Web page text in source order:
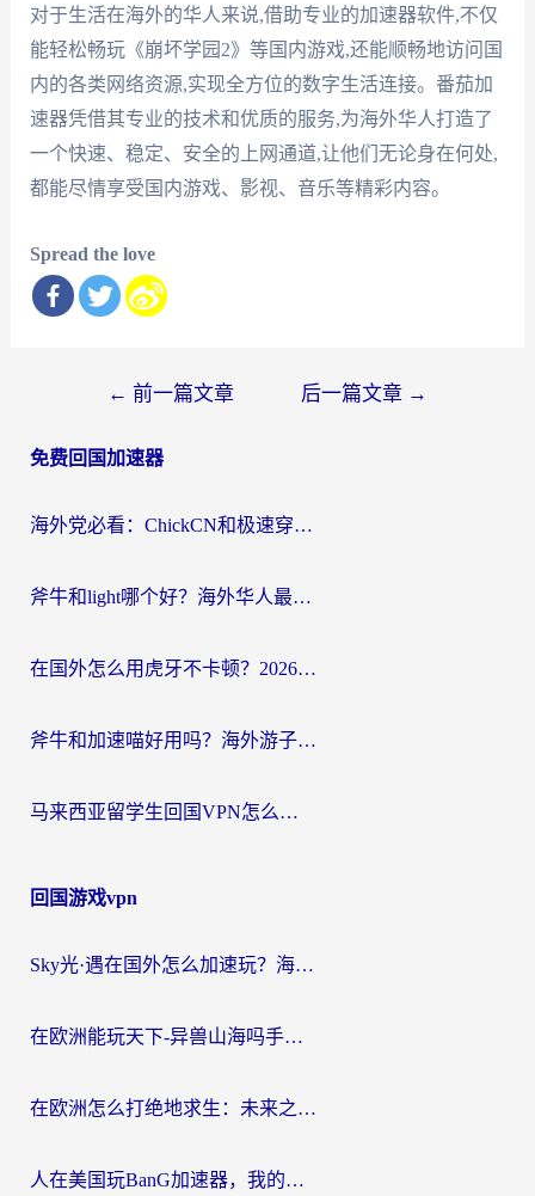
对于生活在海外的华人来说,借助专业的加速器软件,不仅
能轻松畅玩《崩坏学园2》等国内游戏,还能顺畅地访问国
内的各类网络资源,实现全方位的数字生活连接。番茄加
速器凭借其专业的技术和优质的服务,为海外华人打造了
一个快速、稳定、安全的上网通道,让他们无论身在何处,
都能尽情享受国内游戏、影视、音乐等精彩内容。
Spread the love
导
← 前一篇文章 后一篇文章 →
免费回国加速器
海外党必看：ChickCN和极速穿梭VPN好用吗？3招教你选对回国加速器无缝刷国内资源
斧牛和light哪个好？海外华人最关心的回国加速器选择难题，一篇讲透
在国外怎么用虎牙不卡顿？2026海外华人亲测有效的回国加速器选择指南
斧牛和加速喵好用吗？海外游子的真实选择困境
马来西亚留学生回国VPN怎么选？3个避坑点+1款实测好用的加速器推荐
回国游戏vpn
Sky光·遇在国外怎么加速玩？海外党亲测有效的国服游戏加速指南
在欧洲能玩天下-异兽山海吗手游？海外玩家的加速器生存指南
在欧洲怎么打绝地求生：未来之役不卡？留学生亲测的加速器避坑指南
人在美国玩BanG加速器，我的延迟终于绿了